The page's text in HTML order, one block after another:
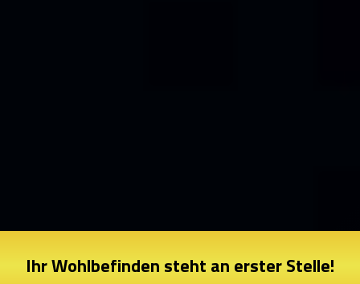
Ihr Wohlbefinden steht an erster Stelle!